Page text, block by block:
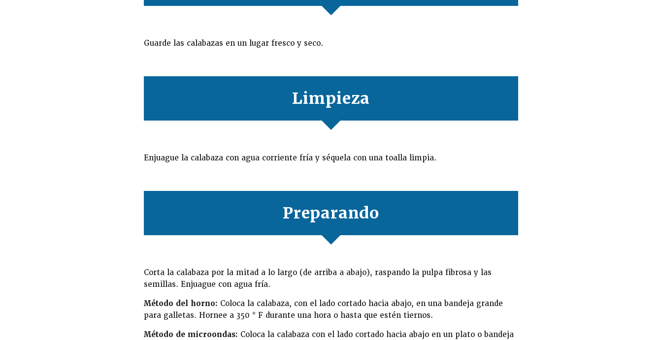
Guarde las calabazas en un lugar fresco y seco.
Limpieza
Enjuague la calabaza con agua corriente fría y séquela con una toalla limpia.
Preparando
Corta la calabaza por la mitad a lo largo (de arriba a abajo), raspando la pulpa fibrosa y las
semillas. Enjuague con agua fría.
Método del horno: Coloca la calabaza, con el lado cortado hacia abajo, en una bandeja grande
para galletas. Hornee a 350 ° F durante una hora o hasta que estén tiernos.
Método de microondas: Coloca la calabaza con el lado cortado hacia abajo en un plato o bandeja